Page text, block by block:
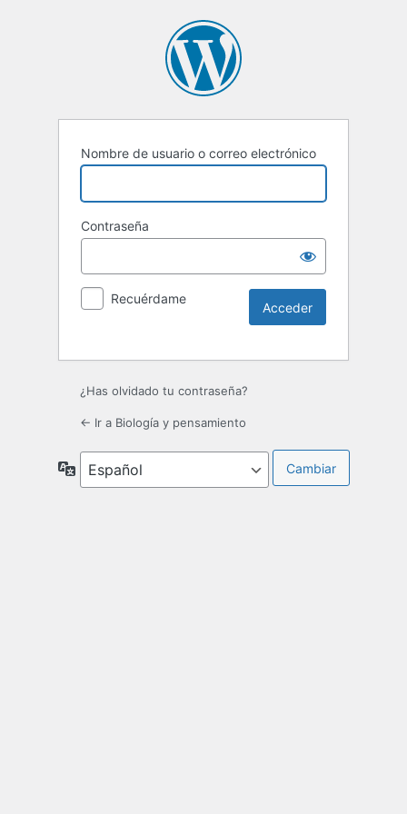
Nombre de usuario o correo electrónico
Contraseña
Recuérdame
¿Has olvidado tu contraseña?
← Ir a Biología y pensamiento
Idioma